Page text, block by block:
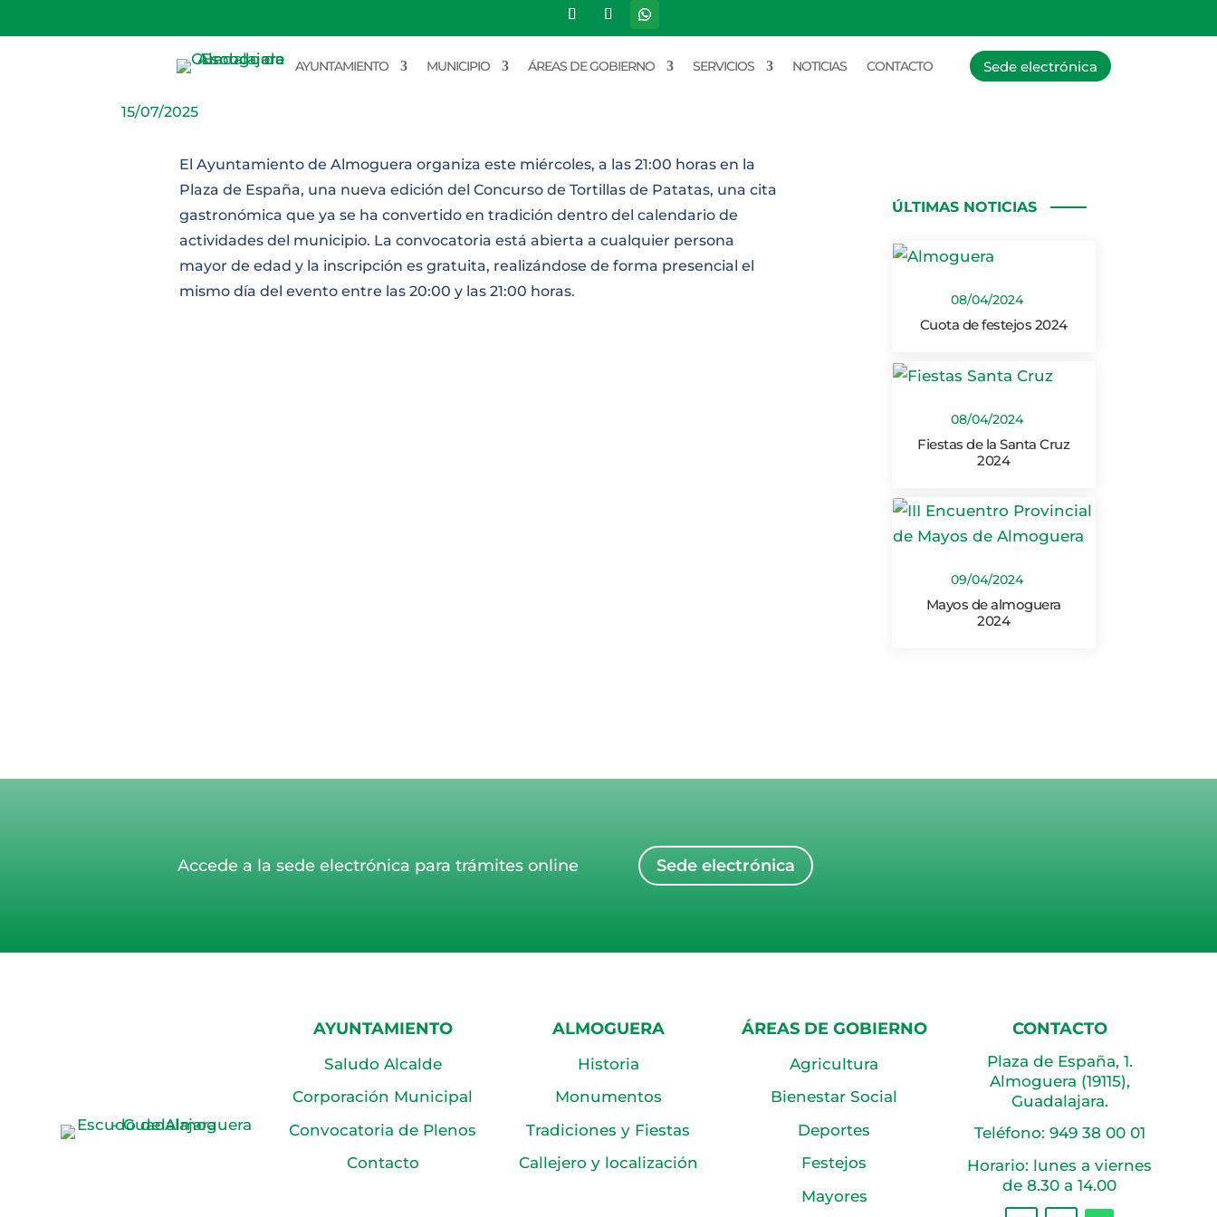
AYUNTAMIENTO MUNICIPIO ÁREAS DE GOBIERNO SERVICIOS NOTICIAS CONTACTO Sede electrónica
Concurso de Tortillas de Patatas
15/07/2025
El Ayuntamiento de Almoguera organiza este miércoles, a las 21:00 horas en la
Plaza de España, una nueva edición del Concurso de Tortillas de Patatas, una cita
gastronómica que ya se ha convertido en tradición dentro del calendario de
actividades del municipio. La convocatoria está abierta a cualquier persona
mayor de edad y la inscripción es gratuita, realizándose de forma presencial el
mismo día del evento entre las 20:00 y las 21:00 horas.
ÚLTIMAS NOTICIAS
08/04/2024
Cuota de festejos 2024
08/04/2024
Fiestas de la Santa Cruz
2024
09/04/2024
Mayos de almoguera
2024
Accede a la sede electrónica para trámites online Sede electrónica
AYUNTAMIENTO
Saludo Alcalde
Corporación Municipal
Convocatoria de Plenos
Contacto
ALMOGUERA
Historia
Monumentos
Tradiciones y Fiestas
Callejero y localización
ÁREAS DE GOBIERNO
Agricultura
Bienestar Social
Deportes
Festejos
Mayores
CONTACTO
Plaza de España, 1.
Almoguera (19115),
Guadalajara.
Teléfono: 949 38 00 01
Horario: lunes a viernes
de 8.30 a 14.00